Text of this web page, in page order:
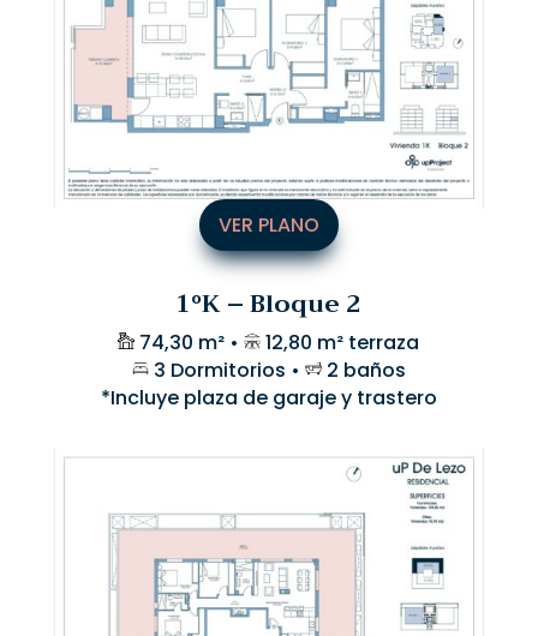
VER PLANO
1ºK – Bloque 2
74,30 m² •
12,80 m² terraza
3 Dormitorios •
2 baños
*Incluye plaza de garaje y trastero